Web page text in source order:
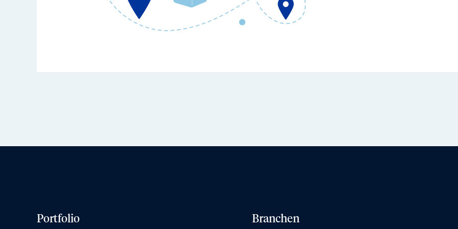
Portfolio Branchen